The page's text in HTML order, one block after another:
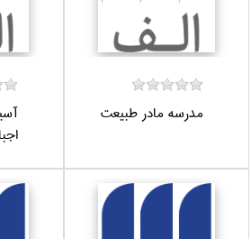
مدرسه مادر طبيعت